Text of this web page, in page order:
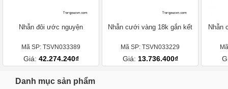
Nhẫn đôi ước nguyện
Mã SP: TSVN033389
Giá: 42.274.240₫
Nhẫn cưới vàng 18k gắn kết
Mã SP: TSVN033229
Giá: 13.736.400₫
Nhẫn
Danh mục sản phẩm